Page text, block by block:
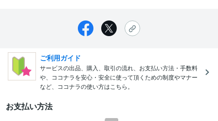
ご利用ガイド
サービスの出品、購入、取引の流れ、お支払い方法・手数料
や、ココナラを安心・安全に使って頂くための制度やマナー
など、ココナラの使い方はこちら。
お支払い方法